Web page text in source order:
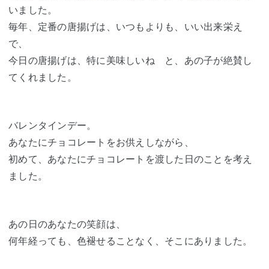
いました。
毎年、定番の唐揚げは、いつもよりも、いい出来栄え
で、
今日の唐揚げは、特に美味しいね と、あの子が絶賛し
てくれました。
バレンタインデー。
あなたにチョコレートをお供えしながら、
初めて、あなたにチョコレートを渡した日のことを考え
ました。
あの日のあなたの笑顔は、
何年経っても、色褪せることなく、そこにありました。